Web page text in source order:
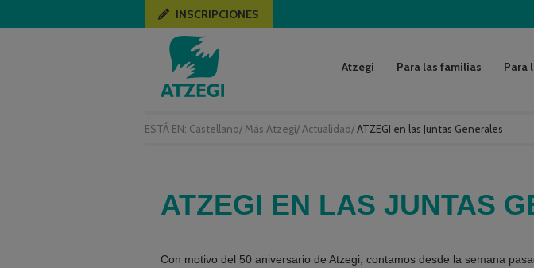
ESTÁ EN: Castellano/ Más Atzegi/ Actualidad/ATZEGI en las Juntas Generales
INSCRIPCIONES
Atzegi Para las familias Para
ATZEGI EN LAS JUNTAS
Con motivo del 50 aniversario de Atzegi, contamos desde la semana